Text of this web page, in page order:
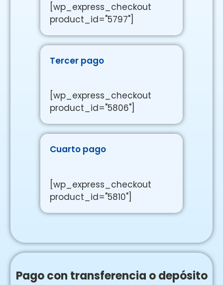
[wp_express_checkout
product_id="5797"]
Tercer pago
[wp_express_checkout
product_id="5806"]
Cuarto pago
[wp_express_checkout
product_id="5810"]
Pago con transferencia o depósito